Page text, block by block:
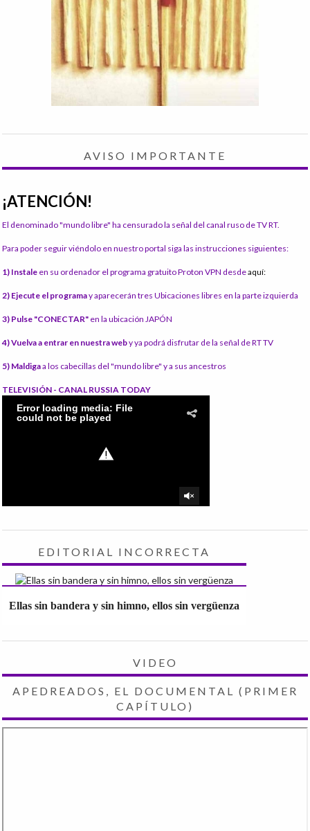
AVISO IMPORTANTE
¡ATENCIÓN!
El denominado "mundo libre" ha censurado la señal del canal ruso de TV RT.
Para poder seguir viéndolo en nuestro portal siga las instrucciones siguientes:
1) Instale en su ordenador el programa gratuito Proton VPN desdeaquí:
2) Ejecute el programay aparecerán tres Ubicaciones libres en la parte izquierda
3) Pulse "CONECTAR" en la ubicación JAPÓN
4) Vuelva a entrar en nuestra weby ya podrá disfrutar de la señal de RT TV
5) Maldigaa los cabecillas del "mundo libre" y a sus ancestros
TELEVISIÓN - CANAL RUSSIA TODAY
EDITORIAL INCORRECTA
Ellas sin bandera y sin himno, ellos sin vergüenza
VIDEO
APEDREADOS, EL DOCUMENTAL (PRIMER
CAPÍTULO)